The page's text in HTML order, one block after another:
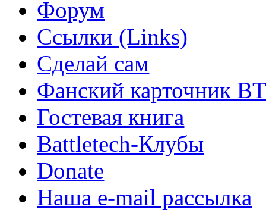
Форум
Ссылки (Links)
Сделай сам
Фанский карточник
Гостевая книга
Battletech-Клубы
Donate
Наша e-mail рассылка